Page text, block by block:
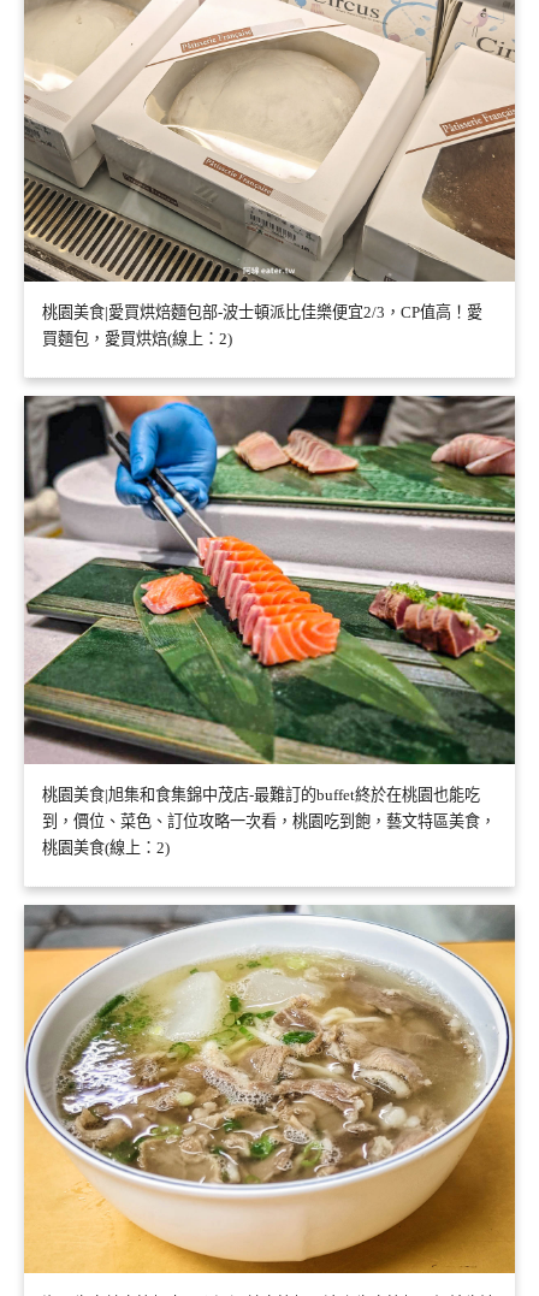
桃園美食|愛買烘焙麵包部-波士頓派比佳樂便宜2/3，CP值高！愛
買麵包，愛買烘焙(線上：2)
桃園美食|旭集和食集錦中茂店-最難訂的buffet終於在桃園也能吃
到，價位、菜色、訂位攻略一次看，桃園吃到飽，藝文特區美食，
桃園美食(線上：2)